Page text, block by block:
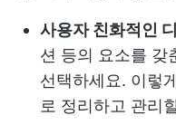
사용자 친화적인
션 등의 요소를 갖
선택하세요. 이렇
로 정리하고 관리